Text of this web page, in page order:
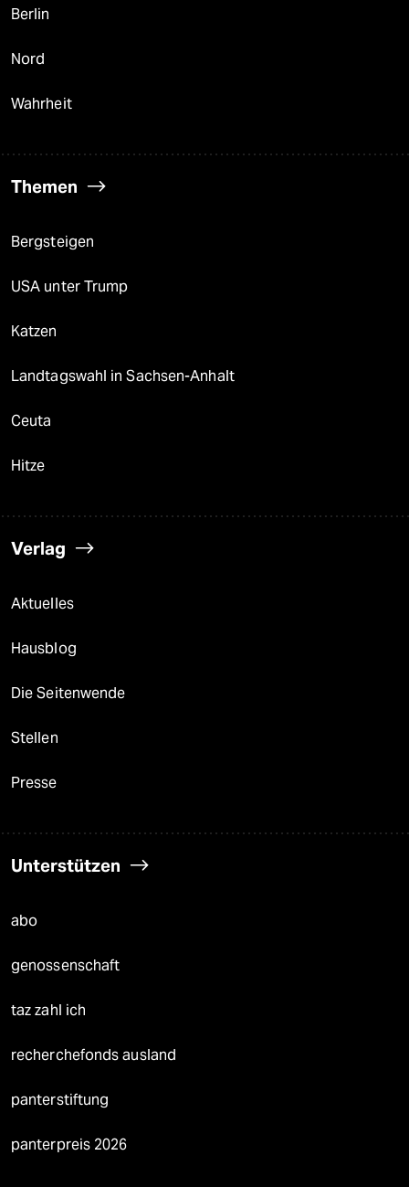
Berlin
Nord
Wahrheit
Themen
Bergsteigen
USA unter Trump
Katzen
Landtagswahl in Sachsen-Anhalt
Ceuta
Hitze
Verlag
Aktuelles
Hausblog
Die Seitenwende
Stellen
Presse
Unterstützen
abo
genossenschaft
taz zahl ich
recherchefonds ausland
panterstiftung
panterpreis 2026